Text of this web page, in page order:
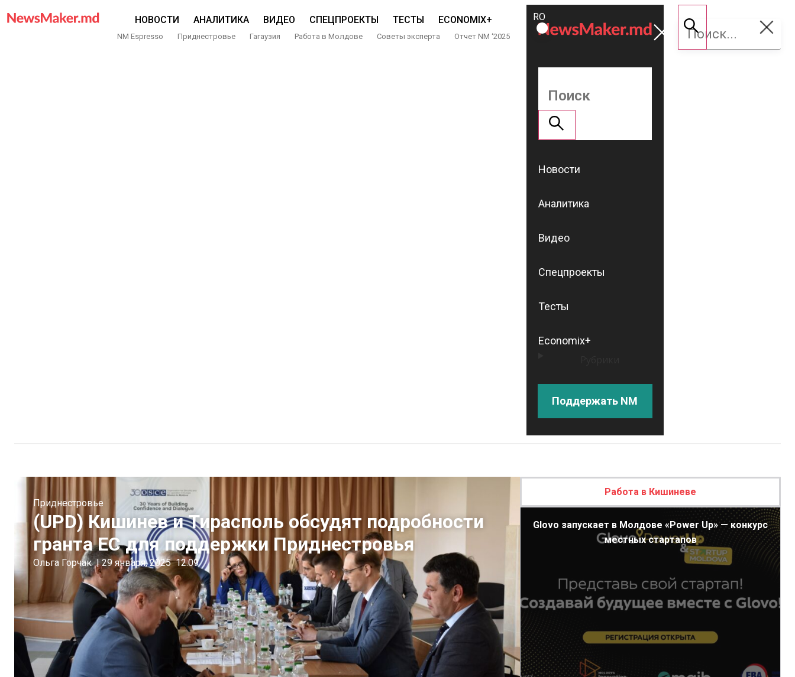
НОВОСТИ АНАЛИТИКА ВИДЕО СПЕЦПРОЕКТЫ ТЕСТЫ ECONOMIX+
NM Espresso Приднестровье Гагаузия Работа в Молдове Советы эксперта Отчет NM ‘2025
ROMÂNĂ
RU
Поддержать
NM
Новости
Аналитика
Видео
Спецпроекты
Тесты
Economix+
Поддержать NM
Приднестровье
(UPD) Кишинев и Тирасполь обсудят подробности
гранта ЕС для поддержки Приднестровья
Ольга Горчак | 29 января, 2025 12:09
Работа в Кишиневе
Glovo запускает в Молдове «Power Up» — конкурс
местных стартапов